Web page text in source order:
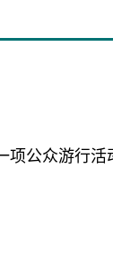
公众游行活